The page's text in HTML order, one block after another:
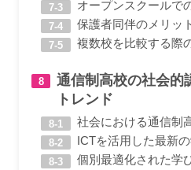
オープンスクールで
保護者同伴のメリッ
複数校を比較する際
通信制高校の社会的
トレンド
社会における通信制
ICTを活用した最新
個別最適化された学